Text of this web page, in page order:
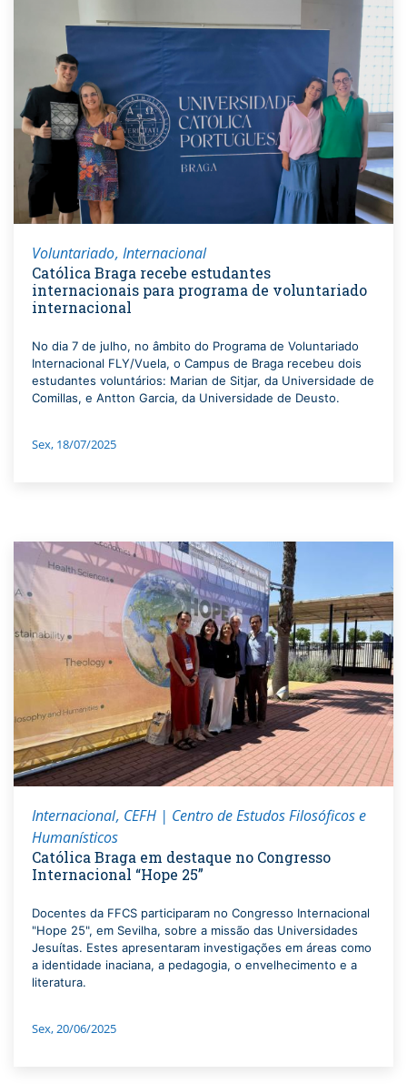
Voluntariado Internacional
Católica Braga recebe estudantes
internacionais para programa de voluntariado
internacional
No dia 7 de julho, no âmbito do Programa de Voluntariado
Internacional FLY/Vuela, o Campus de Braga recebeu dois
estudantes voluntários: Marian de Sitjar, da Universidade de
Comillas, e Antton Garcia, da Universidade de Deusto.
Sex, 18/07/2025
Internacional CEFH | Centro de Estudos Filosóficos e
Humanísticos
Católica Braga em destaque no Congresso
Internacional “Hope 25”
Docentes da FFCS participaram no Congresso Internacional
"Hope 25", em Sevilha, sobre a missão das Universidades
Jesuítas. Estes apresentaram investigações em áreas como
a identidade inaciana, a pedagogia, o envelhecimento e a
literatura.
Sex, 20/06/2025